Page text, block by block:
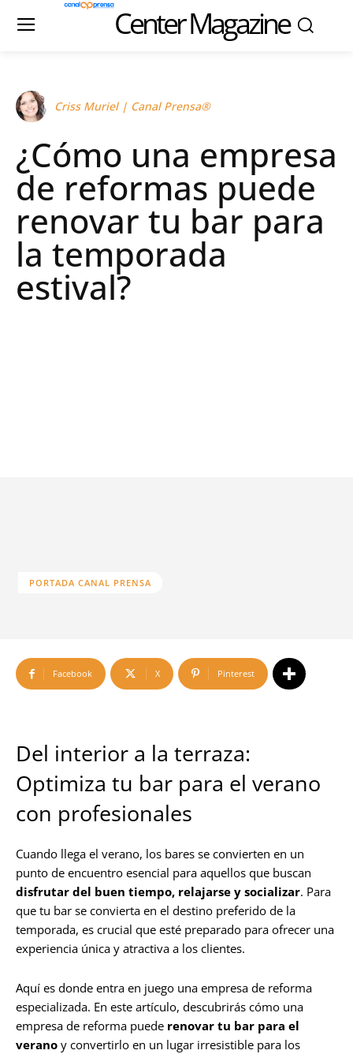
Center Magazine
Criss Muriel | Canal Prensa®
¿Cómo una empresa
de reformas puede
renovar tu bar para
la temporada
estival?
PORTADA CANAL PRENSA
Facebook X Pinterest
Del interior a la terraza:
Optimiza tu bar para el verano
con profesionales
Cuando llega el verano, los bares se convierten en un
punto de encuentro esencial para aquellos que buscan
disfrutar del buen tiempo, relajarse y socializar. Para
que tu bar se convierta en el destino preferido de la
temporada, es crucial que esté preparado para ofrecer una
experiencia única y atractiva a los clientes.
Aquí es donde entra en juego una empresa de reforma
especializada. En este artículo, descubrirás cómo una
empresa de reforma puede renovar tu bar para el
verano y convertirlo en un lugar irresistible para los